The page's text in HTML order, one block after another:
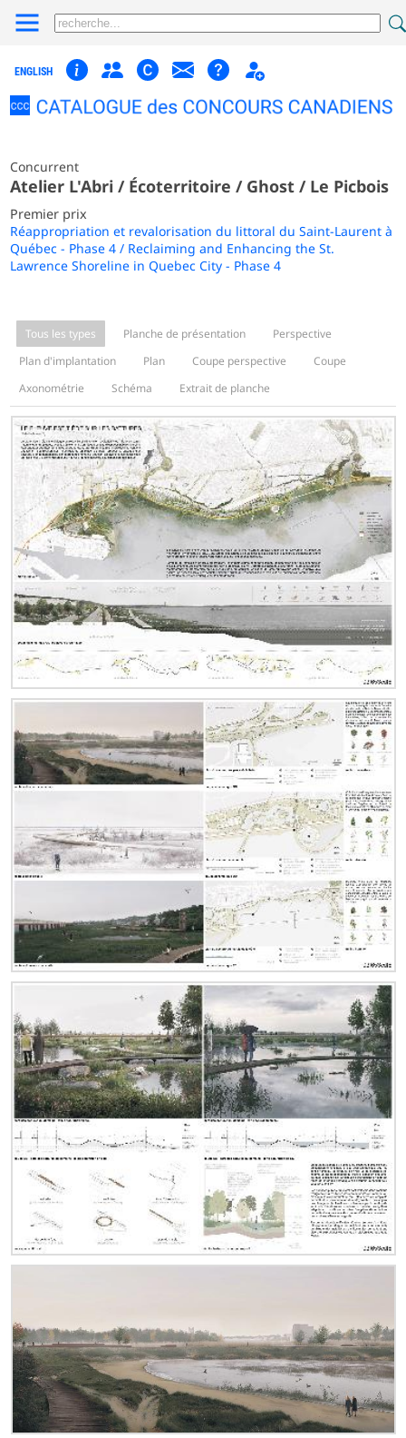
ENGLISH
Concurrent
Atelier L'Abri / Écoterritoire / Ghost / Le Picbois
Premier prix
Réappropriation et revalorisation du littoral du Saint-Laurent à
Québec - Phase 4 / Reclaiming and Enhancing the St.
Lawrence Shoreline in Quebec City - Phase 4
Tous les types Planche de présentation
Perspective
Plan d'implantation
Plan Coupe perspective
Coupe
Axonométrie
Schéma Extrait de planche